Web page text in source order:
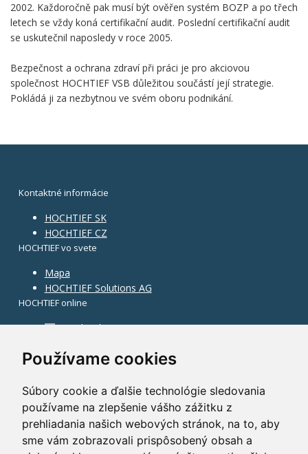
Používame cookies
Súbory cookie a ďalšie technológie sledovania
používame na zlepšenie vášho zážitku z
prehliadania našich webových stránok, na to, aby
sme vám zobrazovali prispôsobený obsah a
2002. Každoročně pak musí být ověřen systém BOZP a po třech
letech se vždy koná certifikační audit. Poslední certifikační audit
se uskutečnil naposledy v roce 2005.
Bezpečnost a ochrana zdraví při práci je pro akciovou
společnost HOCHTIEF VSB důležitou součástí její strategie.
Pokládá ji za nezbytnou ve svém oboru podnikání.
Kontaktné informácie
HOCHTIEF SK
HOCHTIEF CZ
HOCHTIEF vo svete
Mapa
HOCHTIEF Solutions AG
HOCHTIEF online
Facebook